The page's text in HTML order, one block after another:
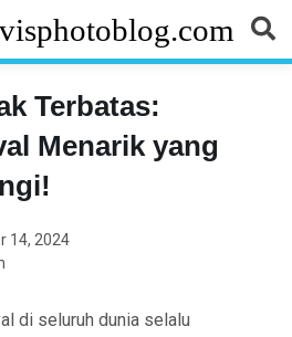
Terbatas:
Menarik yang
14, 2024
di seluruh dunia selalu